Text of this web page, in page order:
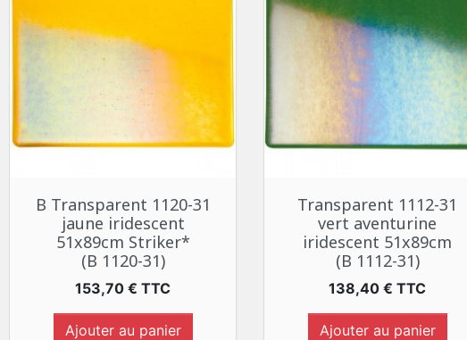
Aperçu rapide
B Transparent 1120-31
jaune iridescent
51x89cm Striker*
(B 1120-31)
Prix
153,70 € TTC
Ajouter au panier
Aperçu rapide
Transparent 1112-31
vert aventurine
iridescent 51x89cm
(B 1112-31)
Prix
138,40 € TTC
Ajouter au panier